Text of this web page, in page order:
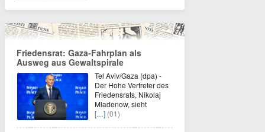
Friedensrat: Gaza-Fahrplan als
Ausweg aus Gewaltspirale
Tel Aviv/Gaza (dpa) -
Der Hohe Vertreter des
Friedensrats, Nikolaj
Mladenow, sieht
[…] (01)